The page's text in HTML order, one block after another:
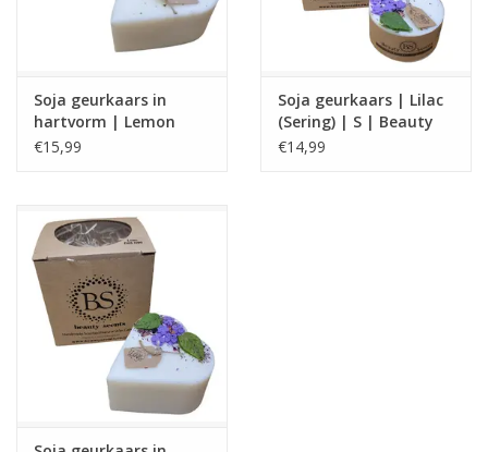
Soja geurkaars in
hartvorm | Lemon
gras | S | Beauty
€15,99
Soja geurkaars | Lilac
(Sering) | S | Beauty
Scents
€14,99